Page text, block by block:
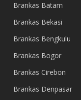
Brankas Batam
Brankas Bekasi
Brankas Bengkulu
Brankas Bogor
Brankas Cirebon
Brankas Denpasar